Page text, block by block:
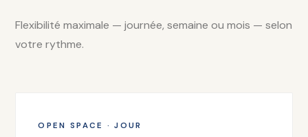
Flexibilité maximale — journée, semaine ou mois — selon
votre rythme.
OPEN SPACE · JOUR